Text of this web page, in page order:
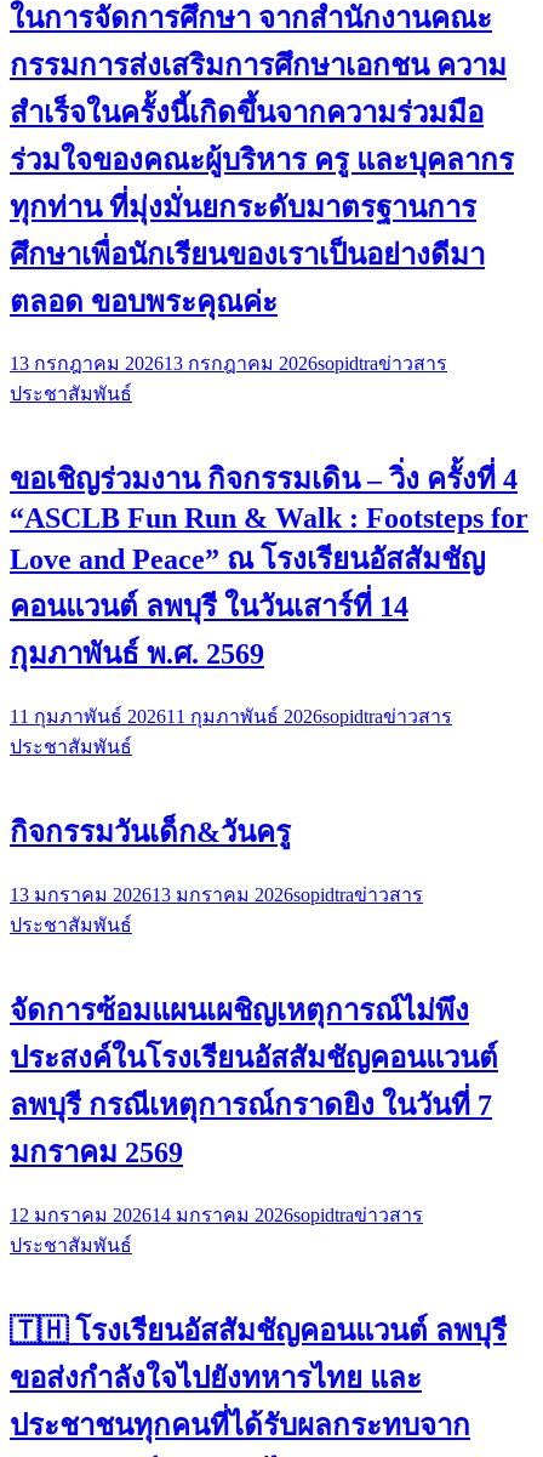
ในการจัดการศึกษา จากสำนักงานคณะ
กรรมการส่งเสริมการศึกษาเอกชน ความ
สำเร็จในครั้งนี้เกิดขึ้นจากความร่วมมือ
ร่วมใจของคณะผู้บริหาร ครู และบุคลากร
ทุกท่าน ที่มุ่งมั่นยกระดับมาตรฐานการ
ศึกษาเพื่อนักเรียนของเราเป็นอย่างดีมา
ตลอด ขอบพระคุณค่ะ
13 กรกฎาคม 202613 กรกฎาคม 2026sopidtraข่าวสาร
ประชาสัมพันธ์
ขอเชิญร่วมงาน กิจกรรมเดิน – วิ่ง ครั้งที่ 4
“ASCLB Fun Run & Walk : Footsteps for
Love and Peace” ณ โรงเรียนอัสสัมชัญ
คอนแวนต์ ลพบุรี ในวันเสาร์ที่ 14
กุมภาพันธ์ พ.ศ. 2569
11 กุมภาพันธ์ 202611 กุมภาพันธ์ 2026sopidtraข่าวสาร
ประชาสัมพันธ์
กิจกรรมวันเด็ก&วันครู
13 มกราคม 202613 มกราคม 2026sopidtraข่าวสาร
ประชาสัมพันธ์
จัดการซ้อมแผนเผชิญเหตุการณ์ไม่พึง
ประสงค์ในโรงเรียนอัสสัมชัญคอนแวนต์
ลพบุรี กรณีเหตุการณ์กราดยิง ในวันที่ 7
มกราคม 2569
12 มกราคม 202614 มกราคม 2026sopidtraข่าวสาร
ประชาสัมพันธ์
🇹🇭 โรงเรียนอัสสัมชัญคอนแวนต์ ลพบุรี
ขอส่งกำลังใจไปยังทหารไทย และ
ประชาชนทุกคนที่ได้รับผลกระทบจาก